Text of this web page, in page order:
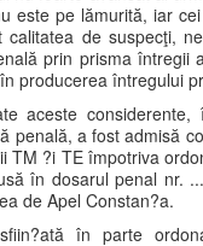
este pe lămurită, iar
calitatea de suspecţi,
prin prisma întregii
producerea întregului
aceste
penală, a fost admisă
TM ?i TE împotriva
în dosarul penal nr.
de Apel Constan?a.
în parte